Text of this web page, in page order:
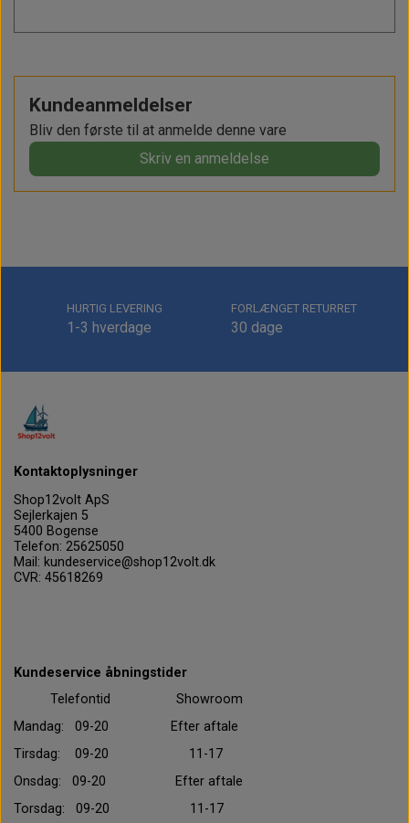
Kundeanmeldelser
Bliv den første til at anmelde denne vare
Skriv en anmeldelse
HURTIG LEVERING
1-3 hverdage
FORLÆNGET RETURRET
30 dage
Kontaktoplysninger
Shop12volt ApS
Sejlerkajen 5
5400 Bogense
Telefon: 25625050
Mail: kundeservice@shop12volt.dk
CVR: 45618269
Kundeservice åbningstider
Telefontid Showroom
Mandag: 09-20 Efter aftale
Tirsdag: 09-20 11-17
Onsdag: 09-20 Efter aftale
Torsdag: 09-20 11-17